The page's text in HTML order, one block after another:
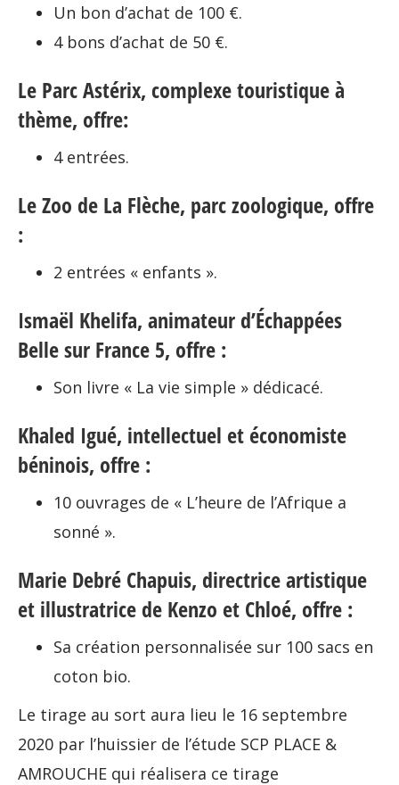
Un bon d’achat de 100 €.
4 bons d’achat de 50 €.
Le Parc Astérix, complexe touristique à
thème, offre:
4 entrées.
Le Zoo de La Flèche, parc zoologique, offre
:
2 entrées « enfants ».
Ismaël Khelifa, animateur d’Échappées
Belle sur France 5, offre :
Son livre « La vie simple » dédicacé.
Khaled Igué, intellectuel et économiste
béninois, offre :
10 ouvrages de « L’heure de l’Afrique a
sonné ».
Marie Debré Chapuis, directrice artistique
et illustratrice de Kenzo et Chloé, offre :
Sa création personnalisée sur 100 sacs en
coton bio.
Le tirage au sort aura lieu le 16 septembre
2020 par l’huissier de l’étude SCP PLACE &
AMROUCHE qui réalisera ce tirage